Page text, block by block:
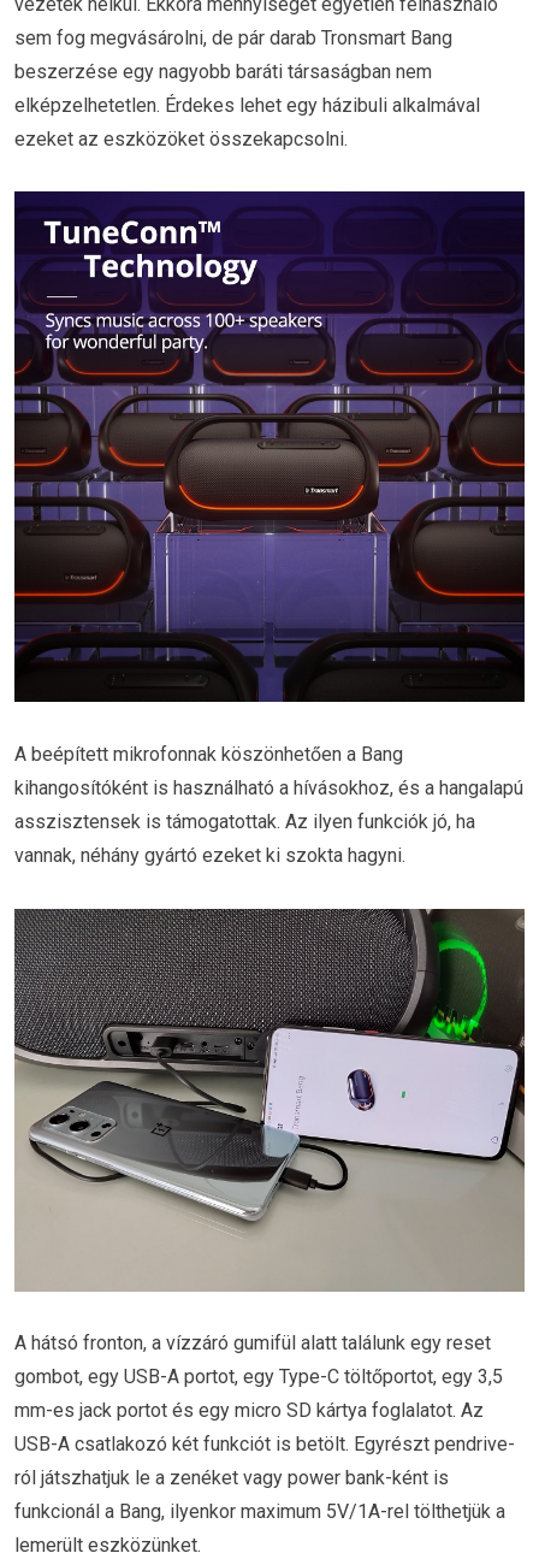
sem fog megvásárolni, de pár darab Tronsmart Bang
beszerzése egy nagyobb baráti társaságban nem
elképzelhetetlen. Érdekes lehet egy házibuli alkalmával
ezeket az eszközöket összekapcsolni.
A beépített mikrofonnak köszönhetően a Bang
kihangosítóként is használható a hívásokhoz, és a hangalapú
asszisztensek is támogatottak. Az ilyen funkciók jó, ha
vannak, néhány gyártó ezeket ki szokta hagyni.
A hátsó fronton, a vízzáró gumifül alatt találunk egy reset
gombot, egy USB-A portot, egy Type-C töltőportot, egy 3,5
mm-es jack portot és egy micro SD kártya foglalatot. Az
USB-A csatlakozó két funkciót is betölt. Egyrészt pendrive-
ról játszhatjuk le a zenéket vagy power bank-ként is
funkcionál a Bang, ilyenkor maximum 5V/1A-rel tölthetjük a
lemerült eszközünket.